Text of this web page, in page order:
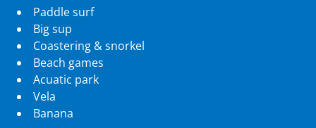
Paddle surf
Big sup
Coastering & snorkel
Beach games
Acuatic park
Vela
Banana